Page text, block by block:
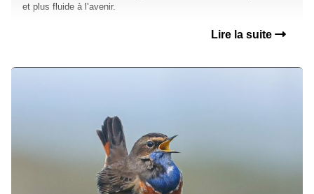
et plus fluide à l’avenir.
Lire la suite